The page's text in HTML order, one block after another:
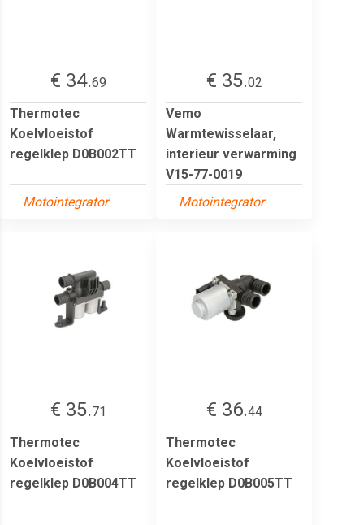
€ 34.69
Thermotec
Koelvloeistof
regelklep D0B002TT
Motointegrator
€ 35.02
Vemo
Warmtewisselaar,
interieur verwarming
V15-77-0019
Motointegrator
€ 35.71
Thermotec
Koelvloeistof
regelklep D0B004TT
€ 36.44
Thermotec
Koelvloeistof
regelklep D0B005TT